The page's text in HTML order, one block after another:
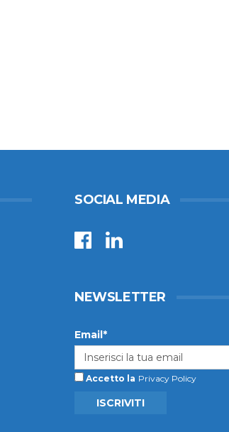
SOCIAL MEDIA
NEWSLETTER
Email*
Accetto la Privacy Policy
ISCRIVITI